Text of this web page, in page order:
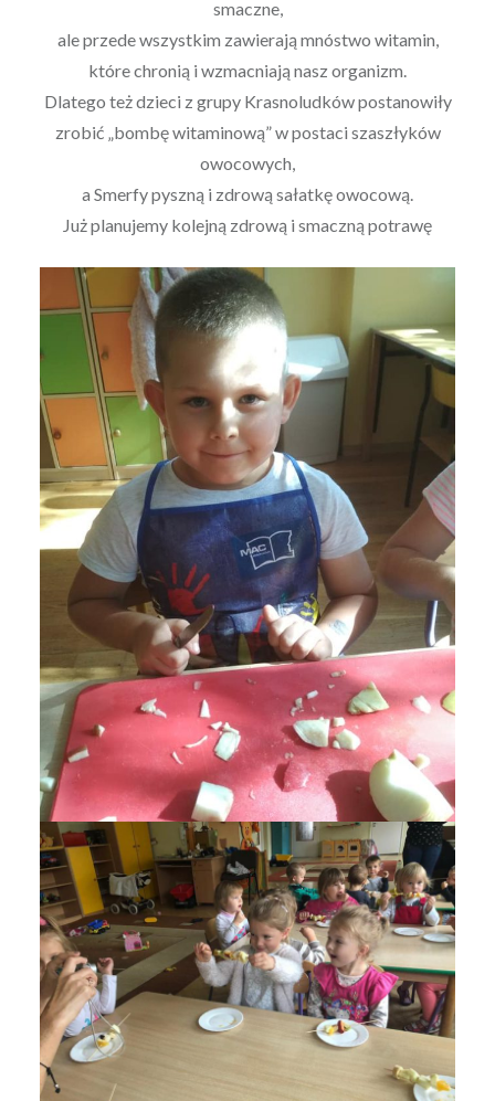
smaczne,
ale przede wszystkim zawierają mnóstwo witamin,
które chronią i wzmacniają nasz organizm.
Dlatego też dzieci z grupy Krasnoludków postanowiły
zrobić „bombę witaminową” w postaci szaszłyków
owocowych,
a Smerfy pyszną i zdrową sałatkę owocową.
Już planujemy kolejną zdrową i smaczną potrawę